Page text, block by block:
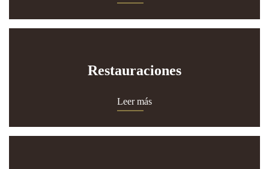
Restauraciones
Leer más